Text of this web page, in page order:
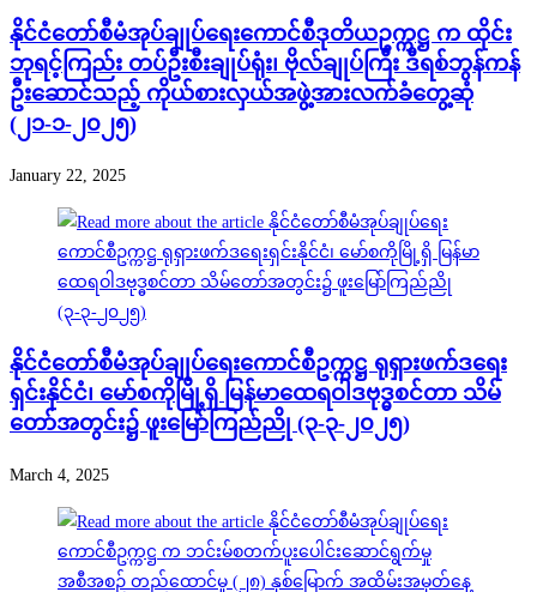
နိုင်ငံတော်စီမံအုပ်ချုပ်ရေးကောင်စီဒုတိယဥက္ကဋ္ဌ က ထိုင်း
ဘုရင့်ကြည်း တပ်ဦးစီးချုပ်ရုံး၊ ဗိုလ်ချုပ်ကြီး ဒီရစ်ဘွန်ကန်
ဦးဆောင်သည့် ကိုယ်စားလှယ်အဖွဲ့အားလက်ခံတွေ့ဆုံ
(၂၁-၁-၂၀၂၅)
January 22, 2025
နိုင်ငံတော်စီမံအုပ်ချုပ်ရေးကောင်စီဥက္ကဋ္ဌ ရုရှားဖက်ဒရေး
ရှင်းနိုင်ငံ၊ မော်စကိုမြို့ရှိ မြန်မာထေရဝါဒဗုဒ္ဓစင်တာ သိမ်
တော်အတွင်း၌ ဖူးမြော်ကြည်ညို (၃-၃-၂၀၂၅)
March 4, 2025